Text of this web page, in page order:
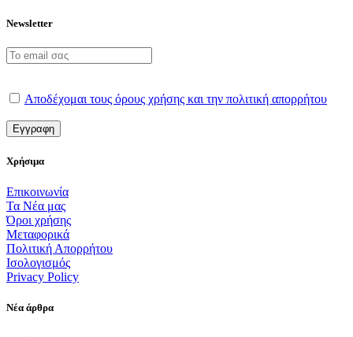
Newsletter
Αποδέχομαι τους όρους χρήσης και την πολιτική απορρήτου
Χρήσιμα
Επικοινωνία
Τα Νέα μας
Όροι χρήσης
Μεταφορικά
Πολιτική Απορρήτου
Ισολογισμός
Privacy Policy
Νέα άρθρα